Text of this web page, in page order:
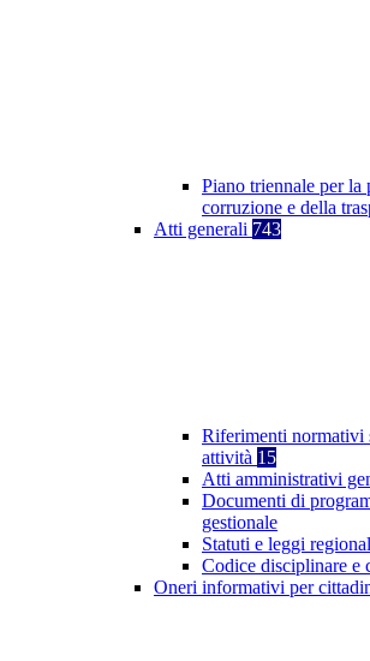
Piano triennale per la
corruzione e della
Atti generali 743
Riferimenti normativi
attività 15
Atti amministrativi
Documenti di
gestionale
Statuti e leggi
Codice disciplinare e
Oneri informativi per